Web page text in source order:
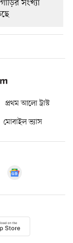
প্রথম আলো ট্রাস্ট
মোবাইল ভ্যাস